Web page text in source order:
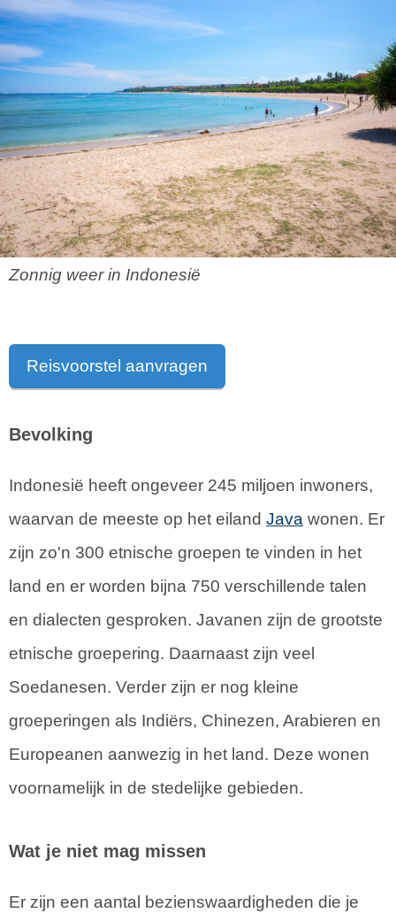
Zonnig weer in Indonesië
Reisvoorstel aanvragen
Bevolking
Indonesië heeft ongeveer 245 miljoen inwoners,
waarvan de meeste op het eiland Java wonen. Er
zijn zo'n 300 etnische groepen te vinden in het
land en er worden bijna 750 verschillende talen
en dialecten gesproken. Javanen zijn de grootste
etnische groepering. Daarnaast zijn veel
Soedanesen. Verder zijn er nog kleine
groeperingen als Indiërs, Chinezen, Arabieren en
Europeanen aanwezig in het land. Deze wonen
voornamelijk in de stedelijke gebieden.
Wat je niet mag missen
Er zijn een aantal bezienswaardigheden die je